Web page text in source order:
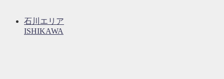
石川エリア
ISHIKAWA